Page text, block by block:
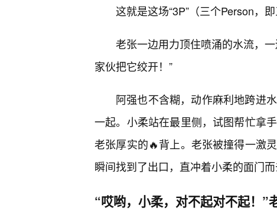
这就是这场“3P”（三个Person，
老张一边用力顶住喷涌的水流，
家伙把它绞开！”
阿强也不含糊，动作麻利地跨进
一起。小柔站在最里侧，试图帮忙拿
老张厚实的🔥背上。老张被撞得一激
瞬间找到了出口，直冲着小柔的面门而
“哎哟，小柔，对不起对不起！”